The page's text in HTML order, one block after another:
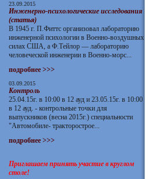
23.09.2015
Инженерно-психологические исследования
(статья)
В 1945 г. П.Фиттс организовал лабораторию
инженерной психологии в Военно-воздушных
силах США, а Ф.Тейлор — лабораторию
человеческой инженерии в Военно-морс...
подробнее >>>
03.09.2015
Контроль
25.04.15г. в 10:00 в 12 ауд и 23.05.15г. в 10:00
в 12 ауд. - контрольные точки для
выпускников (весна 2015г.) специальности
"Автомобиле- тракторострое...
подробнее >>>
Приглашаем принять участие в круглом
столе!